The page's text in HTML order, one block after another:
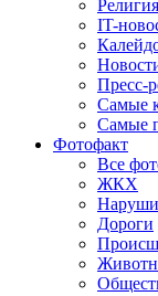
Религия
IT-
Пресс-
Самые
Самые
Фотофакт
Все
ЖКХ
Дороги